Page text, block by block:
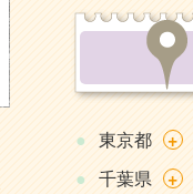
東京都
+
千葉県
+